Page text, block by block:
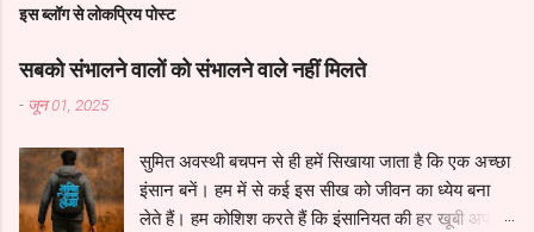
इस ब्लॉग से लोकप्रिय पोस्ट
सबको संभालने वालों को संभालने वाले नहीं मिलते
- जून 01, 2025
सुमित अवस्थी बचपन से ही हमें सिखाया जाता है कि एक अच्छा
इंसान बनें। हम में से कई इस सीख को जीवन का ध्येय बना
लेते हैं। हम कोशिश करते हैं कि इंसानियत की हर खूबी अपने